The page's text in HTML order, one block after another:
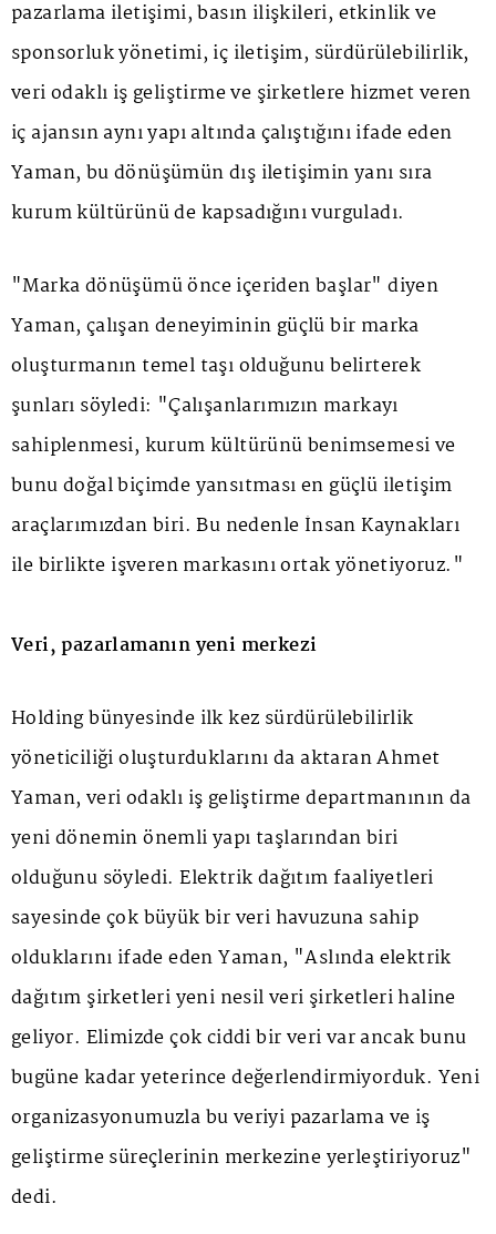
pazarlama iletişimi, basın ilişkileri, etkinlik ve
sponsorluk yönetimi, iç iletişim, sürdürülebilirlik,
veri odaklı iş geliştirme ve şirketlere hizmet veren
iç ajansın aynı yapı altında çalıştığını ifade eden
Yaman, bu dönüşümün dış iletişimin yanı sıra
kurum kültürünü de kapsadığını vurguladı.
"Marka dönüşümü önce içeriden başlar" diyen
Yaman, çalışan deneyiminin güçlü bir marka
oluşturmanın temel taşı olduğunu belirterek
şunları söyledi: "Çalışanlarımızın markayı
sahiplenmesi, kurum kültürünü benimsemesi ve
bunu doğal biçimde yansıtması en güçlü iletişim
araçlarımızdan biri. Bu nedenle İnsan Kaynakları
ile birlikte işveren markasını ortak yönetiyoruz."
Veri, pazarlamanın yeni merkezi
Holding bünyesinde ilk kez sürdürülebilirlik
yöneticiliği oluşturduklarını da aktaran Ahmet
Yaman, veri odaklı iş geliştirme departmanının da
yeni dönemin önemli yapı taşlarından biri
olduğunu söyledi. Elektrik dağıtım faaliyetleri
sayesinde çok büyük bir veri havuzuna sahip
olduklarını ifade eden Yaman, "Aslında elektrik
dağıtım şirketleri yeni nesil veri şirketleri haline
geliyor. Elimizde çok ciddi bir veri var ancak bunu
bugüne kadar yeterince değerlendirmiyorduk. Yeni
organizasyonumuzla bu veriyi pazarlama ve iş
geliştirme süreçlerinin merkezine yerleştiriyoruz"
dedi.